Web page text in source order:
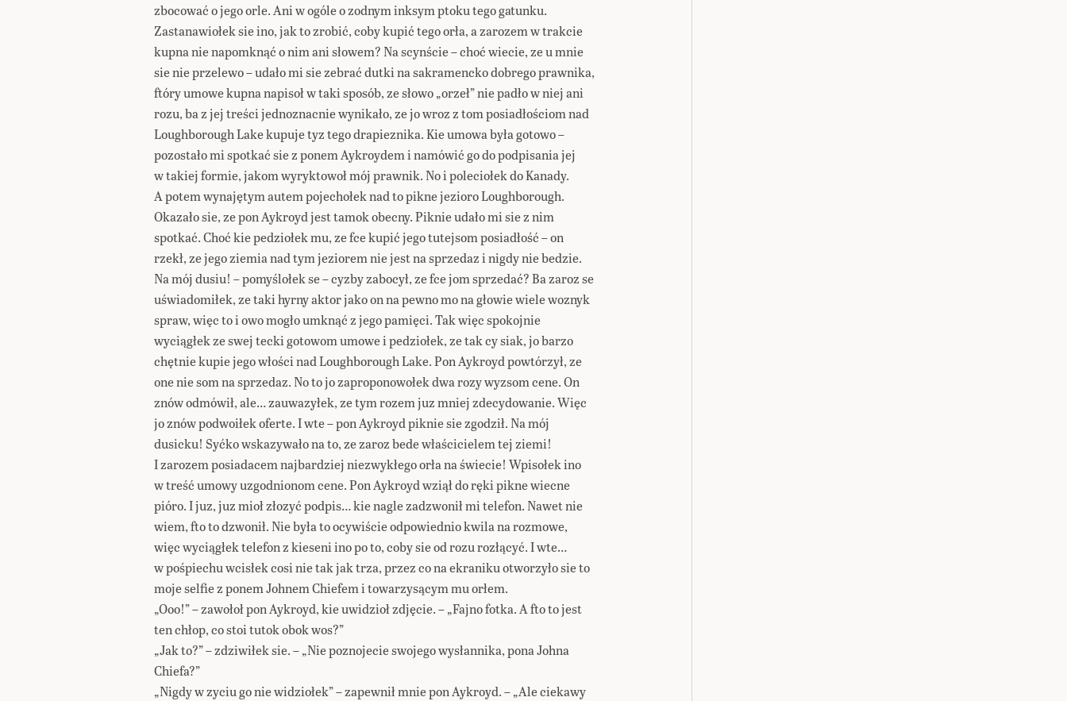
zbocować o jego orle. Ani w ogóle o zodnym inksym ptoku tego gatunku.
Zastanawiołek sie ino, jak to zrobić, coby kupić tego orła, a zarozem w trakcie
kupna nie napomknąć o nim ani słowem? Na scynście – choć wiecie, ze u mnie
sie nie przelewo – udało mi sie zebrać dutki na sakramencko dobrego prawnika,
ftóry umowe kupna napisoł w taki sposób, ze słowo „orzeł” nie padło w niej ani
rozu, ba z jej treści jednoznacnie wynikało, ze jo wroz z tom posiadłościom nad
Loughborough Lake kupuje tyz tego drapieznika. Kie umowa była gotowo –
pozostało mi spotkać sie z ponem Aykroydem i namówić go do podpisania jej
w takiej formie, jakom wyryktowoł mój prawnik. No i poleciołek do Kanady.
A potem wynajętym autem pojechołek nad to pikne jezioro Loughborough.
Okazało sie, ze pon Aykroyd jest tamok obecny. Piknie udało mi sie z nim
spotkać. Choć kie pedziołek mu, ze fce kupić jego tutejsom posiadłość – on
rzekł, ze jego ziemia nad tym jeziorem nie jest na sprzedaz i nigdy nie bedzie.
Na mój dusiu! – pomyślołek se – cyzby zabocył, ze fce jom sprzedać? Ba zaroz se
uświadomiłek, ze taki hyrny aktor jako on na pewno mo na głowie wiele woznyk
spraw, więc to i owo mogło umknąć z jego pamięci. Tak więc spokojnie
wyciągłek ze swej tecki gotowom umowe i pedziołek, ze tak cy siak, jo barzo
chętnie kupie jego włości nad Loughborough Lake. Pon Aykroyd powtórzył, ze
one nie som na sprzedaz. No to jo zaproponowołek dwa rozy wyzsom cene. On
znów odmówił, ale… zauwazyłek, ze tym rozem juz mniej zdecydowanie. Więc
jo znów podwoiłek oferte. I wte – pon Aykroyd piknie sie zgodził. Na mój
dusicku! Syćko wskazywało na to, ze zaroz bede właścicielem tej ziemi!
I zarozem posiadacem najbardziej niezwykłego orła na świecie! Wpisołek ino
w treść umowy uzgodnionom cene. Pon Aykroyd wziął do ręki pikne wiecne
pióro. I juz, juz mioł złozyć podpis… kie nagle zadzwonił mi telefon. Nawet nie
wiem, fto to dzwonił. Nie była to ocywiście odpowiednio kwila na rozmowe,
więc wyciągłek telefon z kieseni ino po to, coby sie od rozu rozłącyć. I wte…
w pośpiechu wcisłek cosi nie tak jak trza, przez co na ekraniku otworzyło sie to
moje selfie z ponem Johnem Chiefem i towarzysącym mu orłem.
„Ooo!” – zawołoł pon Aykroyd, kie uwidzioł zdjęcie. – „Fajno fotka. A fto to jest
ten chłop, co stoi tutok obok wos?”
„Jak to?” – zdziwiłek sie. – „Nie poznojecie swojego wysłannika, pona Johna
Chiefa?”
„Nigdy w zyciu go nie widziołek” – zapewnił mnie pon Aykroyd. – „Ale ciekawy